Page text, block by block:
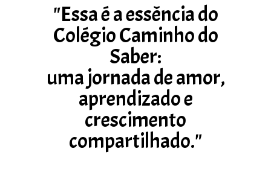
"Essa é a essência do
Colégio Caminho do
Saber:
uma jornada de amor,
aprendizado e
crescimento
compartilhado."